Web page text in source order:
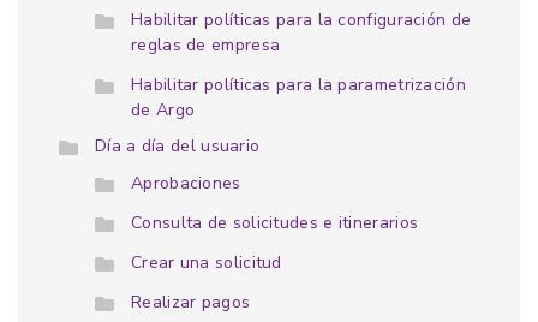
Habilitar políticas para la configuración de
reglas de empresa
Habilitar políticas para la parametrización
de Argo
Día a día del usuario
Aprobaciones
Consulta de solicitudes e itinerarios
Crear una solicitud
Realizar pagos